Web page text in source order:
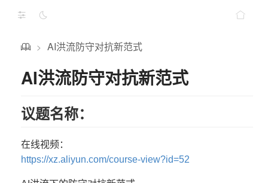
> AI洪流防守对抗新范式
AI洪流防守对抗新范式
议题名称：
在线视频：
https://xz.aliyun.com/course-view?id=52